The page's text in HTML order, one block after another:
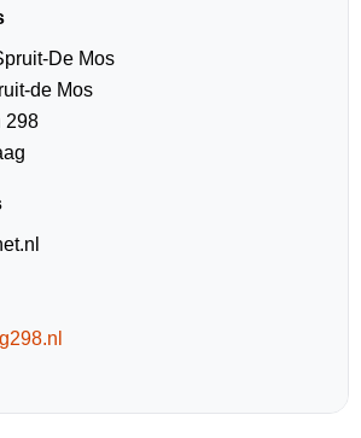
De Mos
de Mos
298